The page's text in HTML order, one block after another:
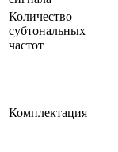
Количество
субтональных
частот
Комплектация